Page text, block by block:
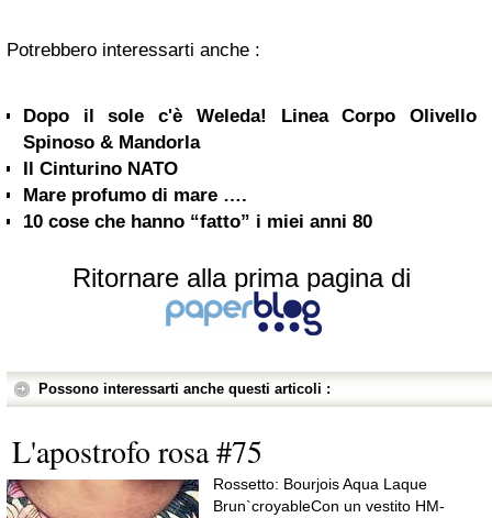
Potrebbero interessarti anche :
Dopo il sole c'è Weleda! Linea Corpo Olivello
Spinoso & Mandorla
Il Cinturino NATO
Mare profumo di mare ….
10 cose che hanno “fatto” i miei anni 80
Ritornare alla prima pagina di
Possono interessarti anche questi articoli :
L'apostrofo rosa #75
Rossetto: Bourjois Aqua Laque
Brun`croyableCon un vestito HM-